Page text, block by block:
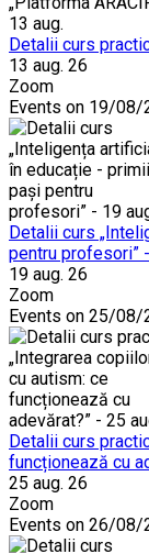
Detalii curs
13 aug. 26
Zoom
Events on 19/08/
Detalii curs
pentru profesori”
19 aug. 26
Zoom
Events on 25/08/
Detalii curs
funcționează cu
25 aug. 26
Zoom
Events on 26/08/